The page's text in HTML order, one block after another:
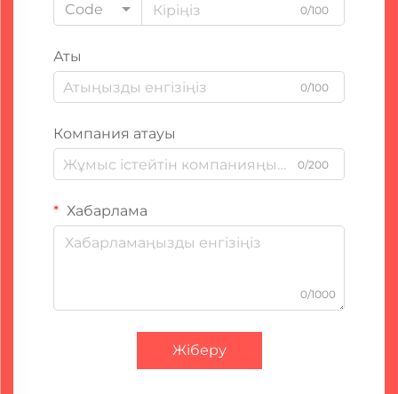
Code
0/100
Аты
0/100
Компания атауы
0/200
Хабарлама
0/1000
Жіберу